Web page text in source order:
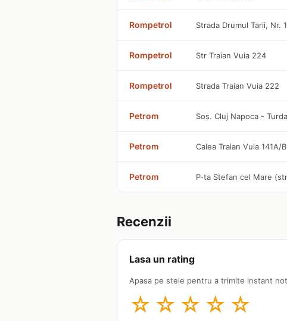
Rompetrol Strada Drumul Tarii, Nr.
Rompetrol Str Traian Vuia 224
Rompetrol Strada Traian Vuia 222
Petrom Sos. Cluj Napoca -
Petrom Calea Traian Vuia 141A/
Petrom P-ta Stefan cel Mare
Recenzii
Lasa un rating
Apasa pe stele pentru a trimite instant
☆ ☆ ☆ ☆ ☆